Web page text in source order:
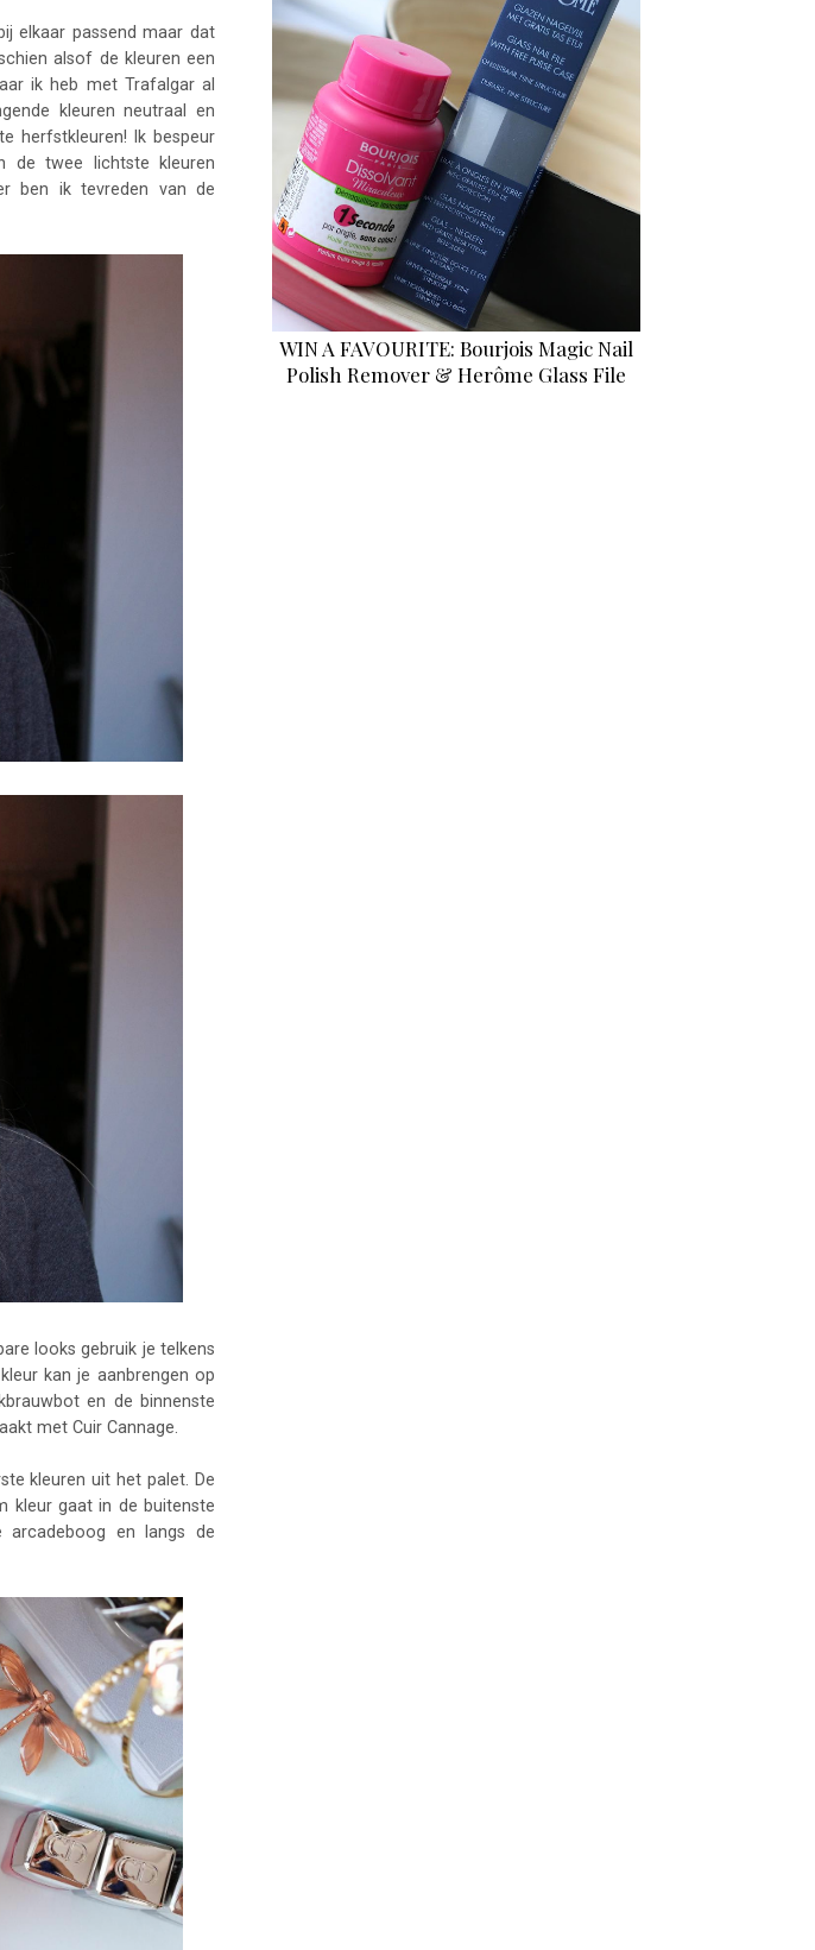
elkaar passend maar dat
alsof de kleuren een
ik heb met Trafalgar al
kleuren neutraal en
herfstkleuren! Ik bespeur
de twee lichtste kleuren
ben ik tevreden van de
looks gebruik je telkens
kan je aanbrengen op
en de binnenste
met Cuir Cannage.
kleuren uit het palet. De
kleur gaat in de buitenste
en langs de
WIN A FAVOURITE: Bourjois Magic Nail
Polish Remover & Herôme Glass File